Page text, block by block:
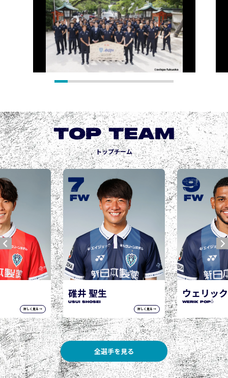
TOP TEAM
トップチーム
詳しく見る →
ウェリック ポポ
WERIK POPÓ
詳しく見る →
9
FW
城後 寿
JOGO Hisashi
10
FW
全選手を見る